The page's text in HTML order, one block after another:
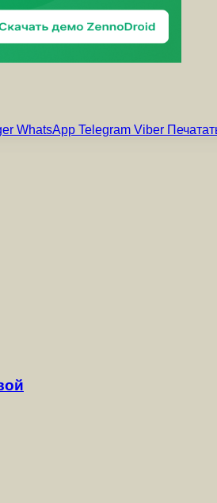
WhatsApp Telegram Viber